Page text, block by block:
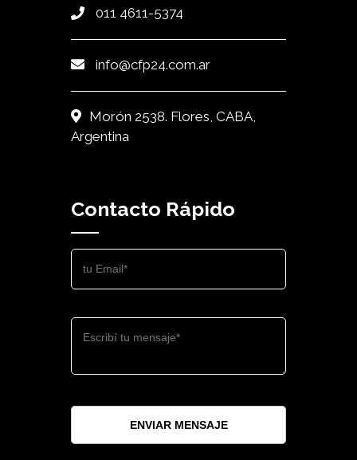
011 4611-5374
info@cfp24.com.ar
Morón 2538. Flores, CABA,
Argentina
Contacto Rápido
ENVIAR MENSAJE